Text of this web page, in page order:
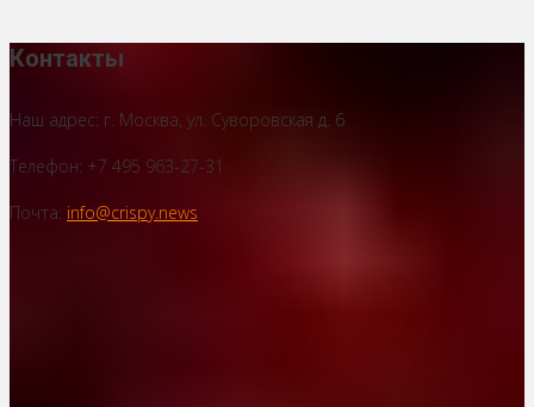
Контакты
Наш адрес: г. Москва, ул. Суворовская д. 6
Телефон: +7 495 963-27-31
Почта: info@crispy.news